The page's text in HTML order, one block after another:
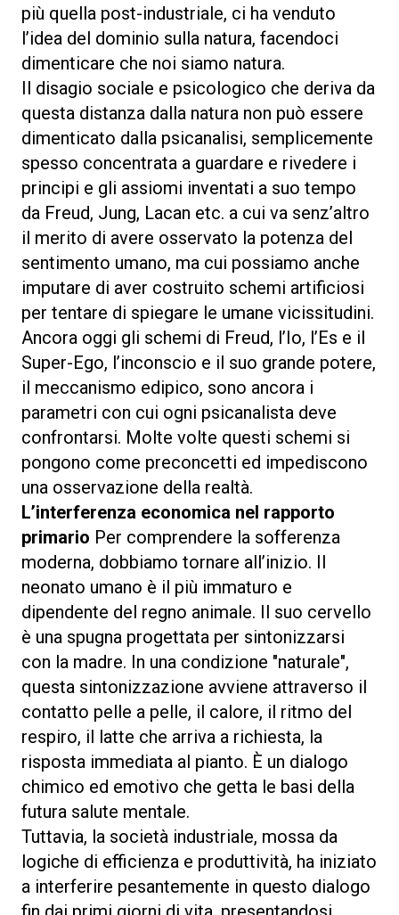
più quella post-industriale, ci ha venduto
l’idea del dominio sulla natura, facendoci
dimenticare che noi siamo natura.
Il disagio sociale e psicologico che deriva da
questa distanza dalla natura non può essere
dimenticato dalla psicanalisi, semplicemente
spesso concentrata a guardare e rivedere i
principi e gli assiomi inventati a suo tempo
da Freud, Jung, Lacan etc. a cui va senz’altro
il merito di avere osservato la potenza del
sentimento umano, ma cui possiamo anche
imputare di aver costruito schemi artificiosi
per tentare di spiegare le umane vicissitudini.
Ancora oggi gli schemi di Freud, l’Io, l’Es e il
Super-Ego, l’inconscio e il suo grande potere,
il meccanismo edipico, sono ancora i
parametri con cui ogni psicanalista deve
confrontarsi. Molte volte questi schemi si
pongono come preconcetti ed impediscono
una osservazione della realtà.
L’interferenza economica nel rapporto
primario Per comprendere la sofferenza
moderna, dobbiamo tornare all’inizio. Il
neonato umano è il più immaturo e
dipendente del regno animale. Il suo cervello
è una spugna progettata per sintonizzarsi
con la madre. In una condizione "naturale",
questa sintonizzazione avviene attraverso il
contatto pelle a pelle, il calore, il ritmo del
respiro, il latte che arriva a richiesta, la
risposta immediata al pianto. È un dialogo
chimico ed emotivo che getta le basi della
futura salute mentale.
Tuttavia, la società industriale, mossa da
logiche di efficienza e produttività, ha iniziato
a interferire pesantemente in questo dialogo